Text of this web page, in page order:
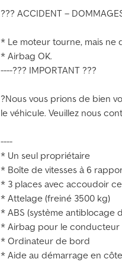
??? ACCIDENT –
* Le moteur tourne, mais ne
* Airbag OK.
----??? IMPORTANT ???
?Nous vous prions de bien
le véhicule. Veuillez nous
----
* Un seul propriétaire
* Boîte de vitesses à 6
* 3 places avec accoudoir
* Attelage (freiné 3500 kg)
* ABS (système antiblocage
* Airbag pour le conducteur
* Ordinateur de bord
* Aide au démarrage en côte